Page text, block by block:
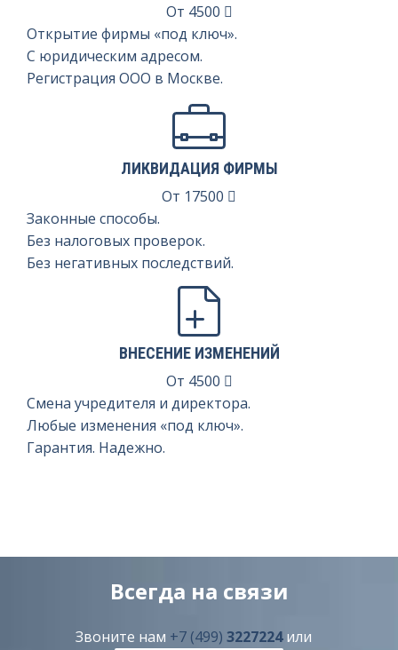
От 4500
Открытие фирмы «под ключ».
С юридическим адресом.
Регистрация ООО в Москве.
ЛИКВИДАЦИЯ ФИРМЫ
От 17500
Законные способы.
Без налоговых проверок.
Без негативных последствий.
ВНЕСЕНИЕ ИЗМЕНЕНИЙ
От 4500
Смена учредителя и директора.
Любые изменения «под ключ».
Гарантия. Надежно.
Всегда на связи
Звоните нам +7 (499) 3227224или